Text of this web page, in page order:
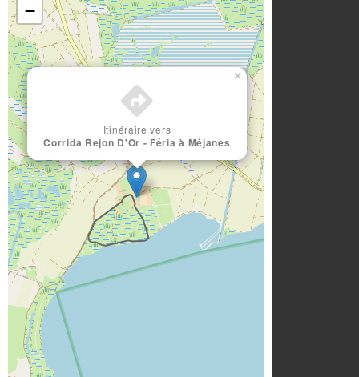
Itinéraire vers
Corrida Rejon D'Or - Féria à Méjanes
×
−